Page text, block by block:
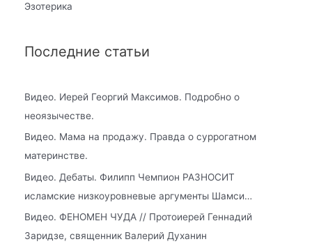
Эзотерика
Последние статьи
Видео. Иерей Георгий Максимов. Подробно о
неоязычестве.
Видео. Мама на продажу. Правда о суррогатном
материнстве.
Видео. Дебаты. Филипп Чемпион РАЗНОСИТ
исламские низкоуровневые аргументы Шамси…
Видео. ФЕНОМЕН ЧУДА // Протоиерей Геннадий
Заридзе, священник Валерий Духанин